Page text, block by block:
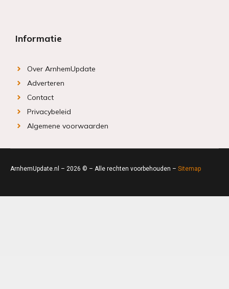
Informatie
Over ArnhemUpdate
Adverteren
Contact
Privacybeleid
Algemene voorwaarden
ArnhemUpdate.nl – 2026 © – Alle rechten voorbehouden – Sitemap